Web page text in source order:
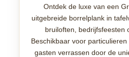
Ontdek de luxe van een
uitgebreide borrelplank in
bruiloften, bedrijfsfeesten
Beschikbaar voor
gasten verrassen door de